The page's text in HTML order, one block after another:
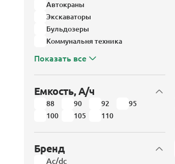
Автокраны
Экскаваторы
Бульдозеры
Коммунальня техника
Показать все
Емкость, А/ч
88 90 92
95
100
105 110
Бренд
Ac/dc